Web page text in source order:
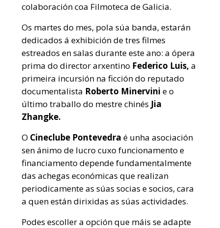
colaboración coa Filmoteca de Galicia.
Os martes do mes, pola súa banda, estarán
dedicados á exhibición de tres filmes
estreados en salas durante este ano: a ópera
prima do director arxentino Federico Luis, a
primeira incursión na ficción do reputado
documentalista Roberto Minervini e o
último traballo do mestre chinés Jia
Zhangke.
O Cineclube Pontevedra é unha asociación
sen ánimo de lucro cuxo funcionamento e
financiamento depende fundamentalmente
das achegas económicas que realizan
periodicamente as súas socias e socios, cara
a quen están dirixidas as súas actividades.
Podes escoller a opción que máis se adapte